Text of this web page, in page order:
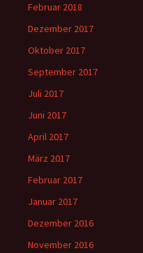
Februar 2018
Dezember 2017
Oktober 2017
September 2017
Juli 2017
Juni 2017
April 2017
März 2017
Februar 2017
Januar 2017
Dezember 2016
November 2016